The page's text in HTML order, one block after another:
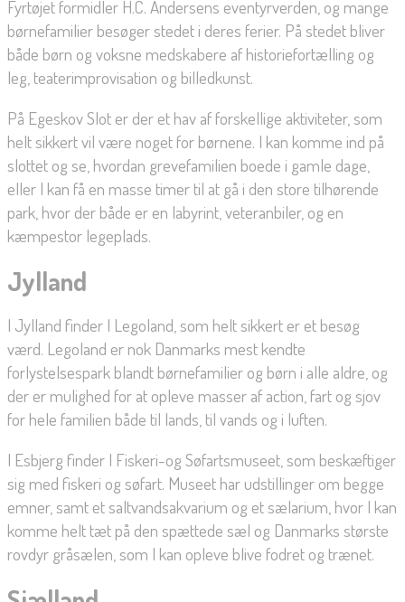
Fyrtøjet formidler H.C. Andersens eventyrverden, og mange
børnefamilier besøger stedet i deres ferier. På stedet bliver
både børn og voksne medskabere af historiefortælling og
leg, teaterimprovisation og billedkunst.
På Egeskov Slot er der et hav af forskellige aktiviteter, som
helt sikkert vil være noget for børnene. I kan komme ind på
slottet og se, hvordan grevefamilien boede i gamle dage,
eller I kan få en masse timer til at gå i den store tilhørende
park, hvor der både er en labyrint, veteranbiler, og en
kæmpestor legeplads.
Jylland
I Jylland finder I Legoland, som helt sikkert er et besøg
værd. Legoland er nok Danmarks mest kendte
forlystelsespark blandt børnefamilier og børn i alle aldre, og
der er mulighed for at opleve masser af action, fart og sjov
for hele familien både til lands, til vands og i luften.
I Esbjerg finder I Fiskeri-og Søfartsmuseet, som beskæftiger
sig med fiskeri og søfart. Museet har udstillinger om begge
emner, samt et saltvandsakvarium og et sælarium, hvor I kan
komme helt tæt på den spættede sæl og Danmarks største
rovdyr gråsælen, som I kan opleve blive fodret og trænet.